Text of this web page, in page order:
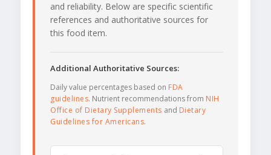
and reliability. Below are specific scientific
references and authoritative sources for
this food item.
Additional Authoritative Sources:
Daily value percentages based on FDA
guidelines. Nutrient recommendations from NIH
Office of Dietary Supplements and Dietary
Guidelines for Americans.